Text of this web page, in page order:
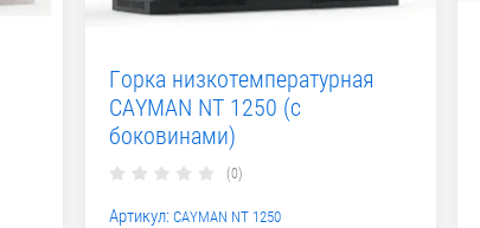
Горка низкотемпературная
CAYMAN NT 1250 (с
боковинами)
(0)
Артикул:CAYMAN NT 1250